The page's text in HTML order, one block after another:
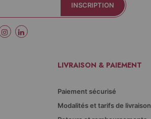
INSCRIPTION
LIVRAISON & PAIEMENT
Paiement sécurisé
Modalités et tarifs de livraison